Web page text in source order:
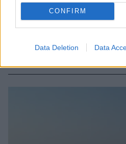
CONFIRM
Data Deletion Data
Ασθενής ξυλοκόπησε
και τη χτύπησε σε πόρτες -
09.08.2026, 10:51